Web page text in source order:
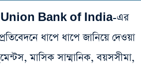
Union Bank of India-এর
ধাপে ধাপে জানিয়ে দেওয়া
মাসিক সাম্মানিক, বয়সসীমা,